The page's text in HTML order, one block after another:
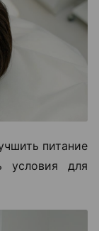
питание
условия для